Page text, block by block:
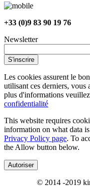
+33 (0)9 83 90 19 76
Newsletter
S'inscrire
Les cookies assurent le
utilisant ces derniers, vous
plus d'informations
confidentialité
This website requires
information on what data
Privacy Policy page. To
the Allow button below.
Autoriser
© 2014 -2019